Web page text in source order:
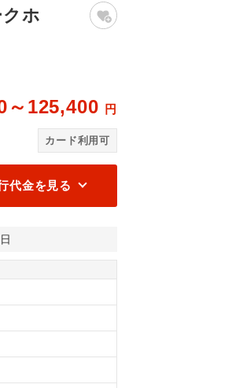
ホ
～125,400 円
カード利用可
代金を見る